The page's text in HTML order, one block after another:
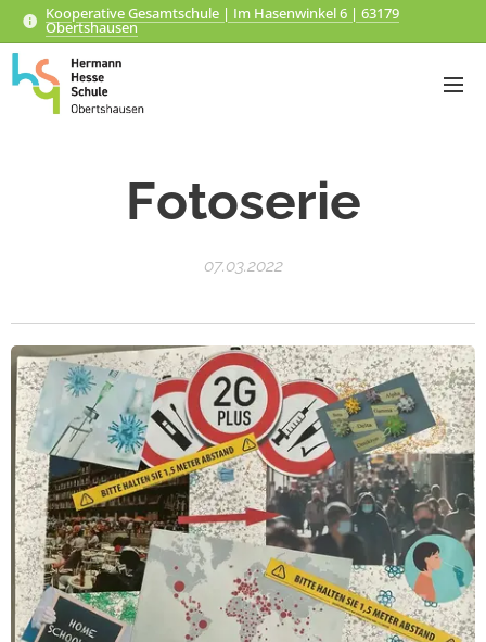
Kooperative Gesamtschule | Im Hasenwinkel 6 | 63179
Obertshausen
Fotoserie
07.03.2022